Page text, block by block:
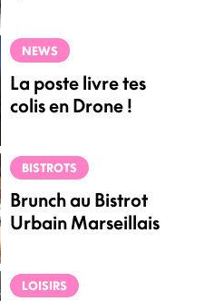
NEWS
La poste livre tes
colis en Drone !
BISTROTS
Brunch au Bistrot
Urbain Marseillais
LOISIRS